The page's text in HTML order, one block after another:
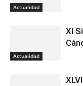
Actualidad
Actualidad
XI